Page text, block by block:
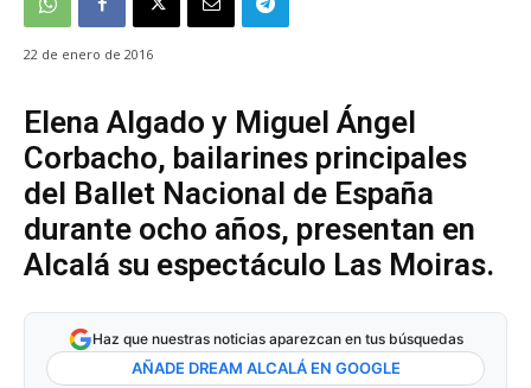
22 de enero de 2016
Elena Algado y Miguel Ángel
Corbacho, bailarines principales
del Ballet Nacional de España
durante ocho años, presentan en
Alcalá su espectáculo Las Moiras.
Haz que nuestras noticias aparezcan en tus búsquedas
AÑADE DREAM ALCALÁ EN GOOGLE